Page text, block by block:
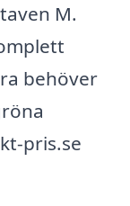
M.
behöver
pris.se